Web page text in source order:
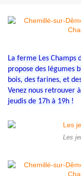
La ferme Les Champs
propose des légumes
bois, des farines, et
Venez nous retrouver
jeudis de 17h à 19h !
Les